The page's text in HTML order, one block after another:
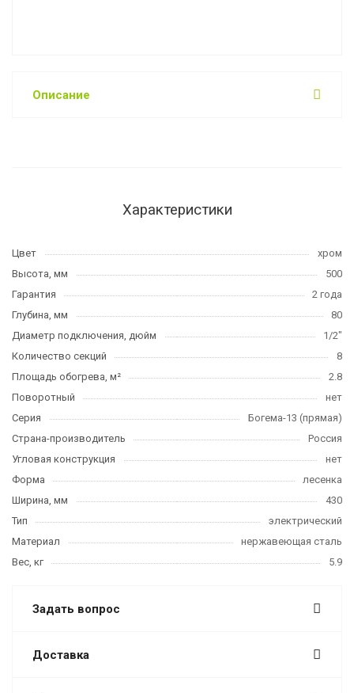
Описание
Характеристики
Цвет
хром
Высота, мм
500
Гарантия
2 года
Глубина, мм
80
Диаметр подключения, дюйм
1/2"
Количество секций
8
Площадь обогрева, м²
2.8
Поворотный
нет
Серия
Богема-13 (прямая)
Страна-производитель
Россия
Угловая конструкция
нет
Форма
лесенка
Ширина, мм
430
Тип
электрический
Материал
нержавеющая сталь
Вес, кг
5.9
Задать вопрос
Доставка